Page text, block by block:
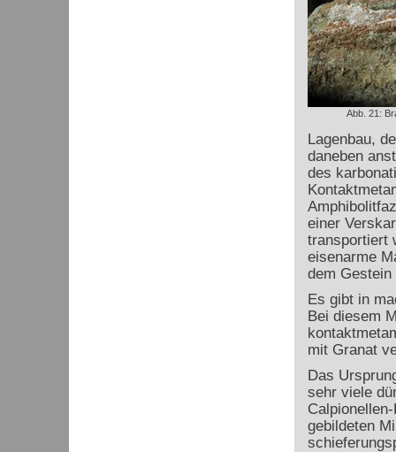
Abb. 21:
Lagenbau,
daneben
des
einer
transportiert
eisenarme
dem
Es gibt in
Bei diesem
mit Granat
Das
sehr viele
gebildeten